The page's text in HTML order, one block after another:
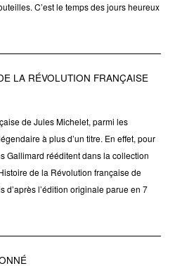
C’est le temps des jours heureux
LA RÉVOLUTION FRANÇAISE
de Jules Michelet, parmi les
à plus d’un titre. En effet, pour
Gallimard rééditent dans la collection
de la Révolution française de
d’après l’édition originale parue en 7